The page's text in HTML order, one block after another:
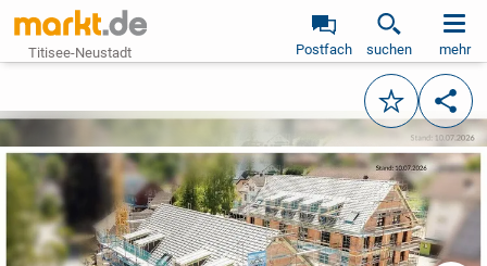
Titisee-Neustadt Postfach suchen mehr
Merken